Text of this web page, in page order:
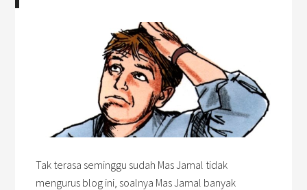
Tak terasa seminggu sudah Mas Jamal tidak
mengurus blog ini, soalnya Mas Jamal banyak